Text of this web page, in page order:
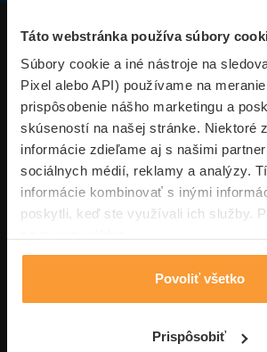
Táto webstránka používa súbory
Súbory cookie a iné nástroje na
Pixel alebo API) používame na
prispôsobenie nášho marketingu a
skúseností na našej stránke. Niektoré
informácie zdieľame aj s našimi
sociálnych médií, reklamy a analýzy.
informácie kombinovať s inými
poskytli, keď ste využívali ich služby.
Povoliť všetko
Prispôsobiť
Produkty
Superpoistenie.sk
Informácie
Typy poistení
Volajte pon-pia:
0850 100 101
Napíšte nám